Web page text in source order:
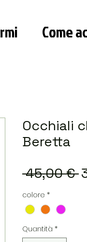
Come
Occhiali
Beretta
45,00 €
colore *
Quantità *